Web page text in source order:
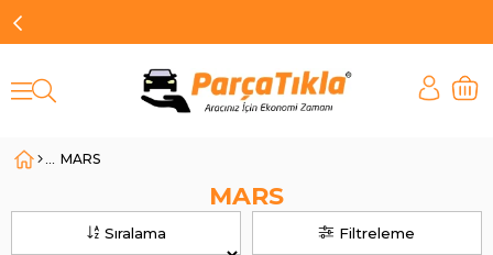
MARS
Filtreleme
Sıralama
MARS